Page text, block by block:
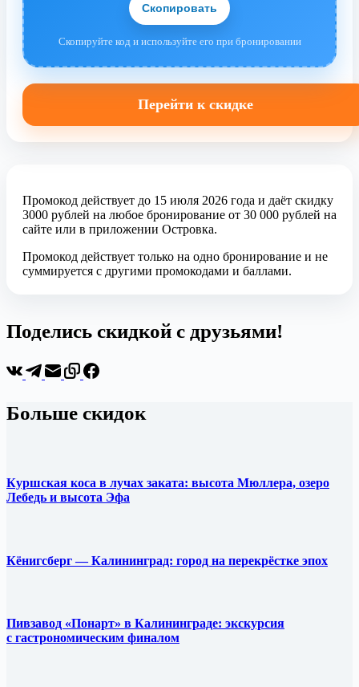
Скопировать
Скопируйте код и используйте его при бронировании
Перейти к скидке
Промокод действует до 15 июля 2026 года и даёт скидку
3000 рублей на любое бронирование от 30 000 рублей на
сайте или в приложении Островка.
Промокод действует только на одно бронирование и не
суммируется с другими промокодами и баллами.
Поделись скидкой с друзьями!
Больше скидок
Куршская коса в лучах заката: высота Мюллера, озеро
Лебедь и высота Эфа
Кёнигсберг — Калининград: город на перекрёстке эпох
Пивзавод «Понарт» в Калининграде: экскурсия
с гастрономическим финалом